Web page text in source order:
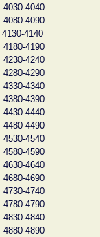
4030-4040
4080-4090
4130-4140
4180-4190
4230-4240
4280-4290
4330-4340
4380-4390
4430-4440
4480-4490
4530-4540
4580-4590
4630-4640
4680-4690
4730-4740
4780-4790
4830-4840
4880-4890